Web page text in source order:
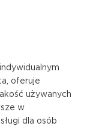
oferuje
używanych
w
dla osób